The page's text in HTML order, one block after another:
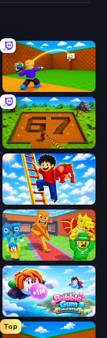
Throw a Lucky Block
Obby: Dig Brainrots
Ladder to Brainhot: Climb
Catch Brainrots From Bosses
Bubble Gum Simulator
Top